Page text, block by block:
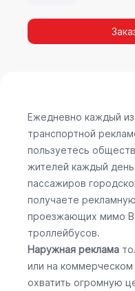
Ежедневно каждый из
транспортной
пользуетесь
жителей каждый
пассажиров
получаете
проезжающих мимо
троллейбусов.
Наружная реклама
или на
охватить огромную